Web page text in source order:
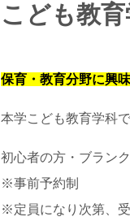
こども教
保育・教育分野に興
本学こども教育学科
初心者の方・ブラン
※事前予約制
※定員になり次第、